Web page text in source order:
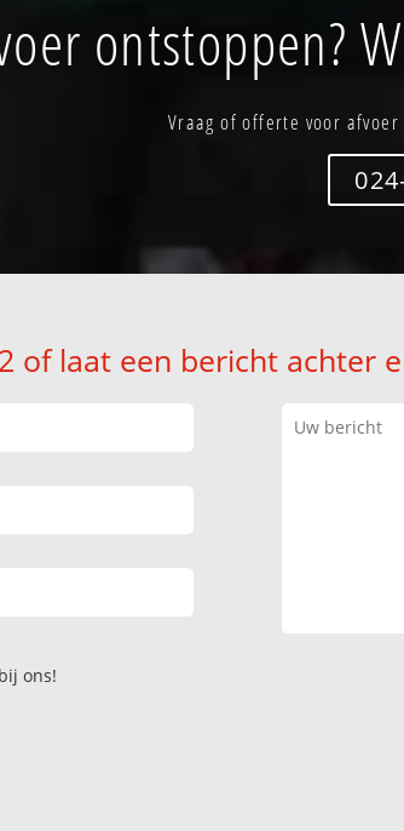
ontstoppen?
Vraag of offerte voor afvoer
of laat een bericht achter
ons!